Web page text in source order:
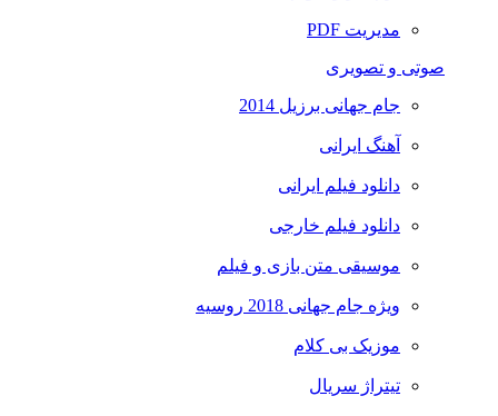
مدیریت PDF
صوتی و تصویری
جام جهانی برزیل 2014
آهنگ ایرانی
دانلود فیلم ایرانی
دانلود فیلم خارجی
موسیقی متن بازی و فیلم
ویژه جام جهانی 2018 روسیه
موزیک بی کلام
تیتراژ سریال